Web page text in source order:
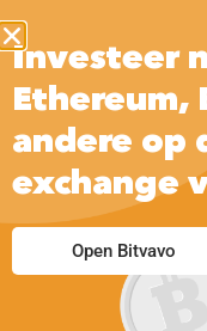
Investeer
Ethereum,
andere op
exchange
Open Bitvavo